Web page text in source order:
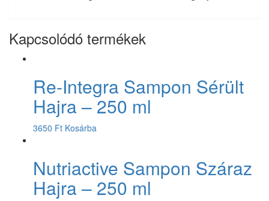
Kapcsolódó termékek
Re-Integra Sampon Sérült
Hajra – 250 ml
3650 Ft Kosárba
Nutriactive Sampon Száraz
Hajra – 250 ml